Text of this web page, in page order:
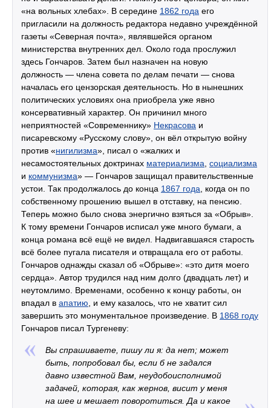
«на вольных хлебах». В середине 1862 года его
пригласили на должность редактора недавно учреждённой
газеты «Северная почта», являвшейся органом
министерства внутренних дел. Около года прослужил
здесь Гончаров. Затем был назначен на новую
должность — члена совета по делам печати — снова
началась его цензорская деятельность. Но в нынешних
политических условиях она приобрела уже явно
консервативный характер. Он причинил много
неприятностей «Современнику» Некрасова и
писаревскому «Русскому слову», он вёл открытую войну
против «нигилизма», писал о «жалких и
несамостоятельных доктринах материализма социализма
и коммунизма» — Гончаров защищал правительственные
устои. Так продолжалось до конца 1867 года , когда он по
собственному прошению вышел в отставку, на пенсию.
Теперь можно было снова энергично взяться за «Обрыв».
К тому времени Гончаров исписал уже много бумаги, а
конца романа всё ещё не видел. Надвигавшаяся старость
всё более пугала писателя и отвращала его от работы.
Гончаров однажды сказал об «Обрыве»: «это дитя моего
сердца». Автор трудился над ним долго (двадцать лет) и
неутомлимо. Временами, особенно к концу работы, он
впадал в апатию , и ему казалось, что не хватит сил
завершить это монументальное произведение. В 1868 году
Гончаров писал Тургеневу:
Вы спрашиваете, пишу ли я: да нет; может
быть, попробовал бы, если б не задался
давно известной Вам, неудобоисполнимой
задачей, которая, как жернов, висит у меня
на шее и мешает поворотиться. Да и какое